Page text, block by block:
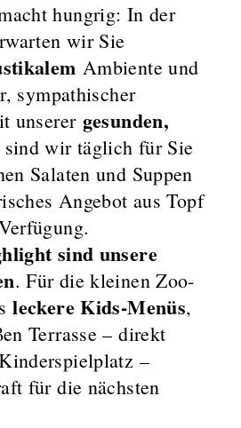
hungrig: In der
wir Sie
Ambiente und
sympathischer
unserer gesunden,
wir täglich für Sie
Salaten und Suppen
Angebot aus Topf
sind unsere
. Für die kleinen Zoo-
leckere Kids-Menüs,
Terrasse – direkt
–
für die nächsten